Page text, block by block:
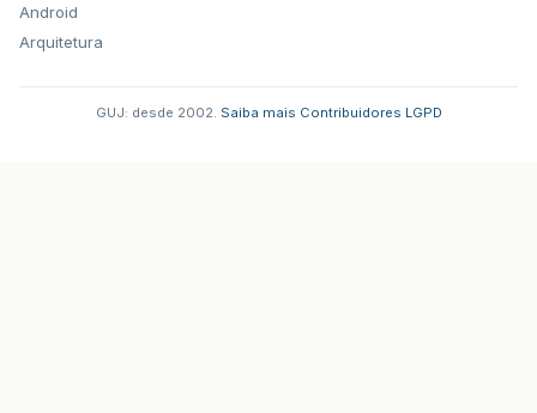
Android
Arquitetura
GUJ: desde 2002. Saiba mais Contribuidores LGPD